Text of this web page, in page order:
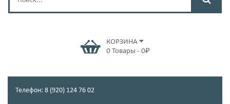
КОРЗИНА
0 Товары - 0₽
Телефон: 8 (920) 124 76 02